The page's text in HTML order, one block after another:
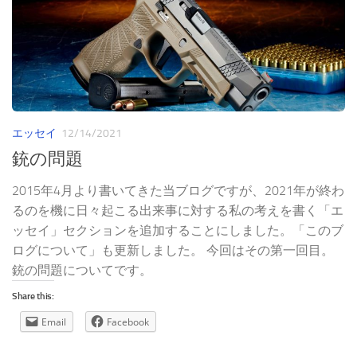
エッセイ 12/14/2021
銃の問題
2015年4月より書いてきた当ブログですが、2021年が終わ
るのを機に日々起こる出来事に対する私の考えを書く「エ
ッセイ」セクションを追加することにしました。「このブ
ログについて」も更新しました。 今回はその第一回目。
銃の問題についてです。
Share this:
Email Facebook